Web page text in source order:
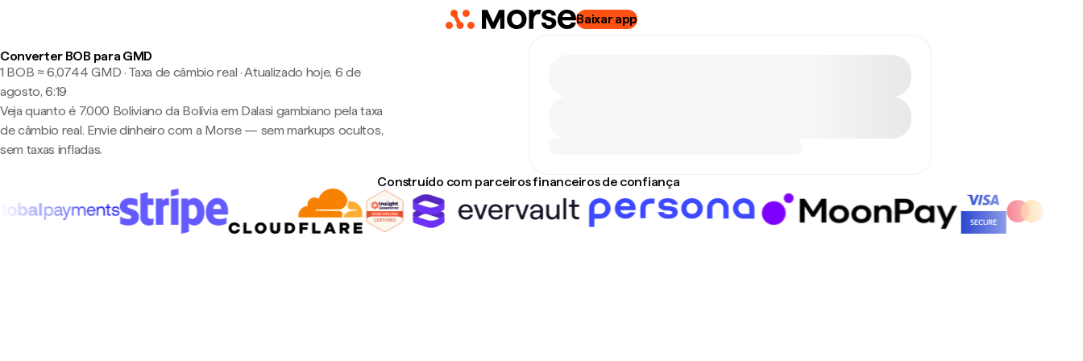
Baixar app
Converter BOB para GMD
1 BOB ≈ 6,0744 GMD · Taxa de câmbio real ·Atualizado hoje, 6 de
agosto, 6:19
Veja quanto é 7.000 Boliviano da Bolívia em Dalasi gambiano pela taxa
de câmbio real. Envie dinheiro com a Morse — sem markups ocultos,
sem taxas infladas.
Construído com parceiros financeiros de confiança